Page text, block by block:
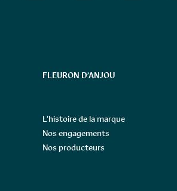
FLEURON D’ANJOU
L’histoire de la marque
Nos engagements
Nos producteurs